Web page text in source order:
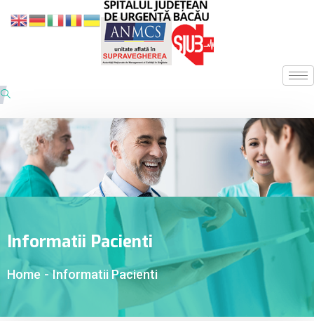
Informatii Pacienti
Home - Informatii Pacienti